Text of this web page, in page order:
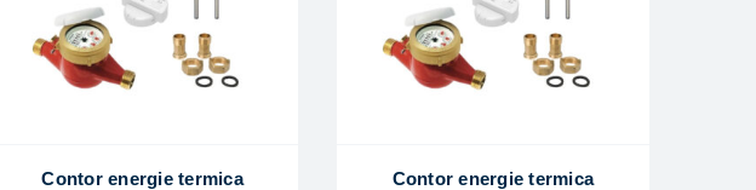
Contor energie termica
Contor energie termica